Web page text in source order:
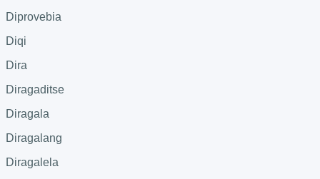
Diprovebia
Diqi
Dira
Diragaditse
Diragala
Diragalang
Diragalela